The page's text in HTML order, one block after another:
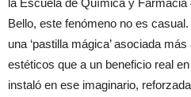
Bello, este fenómeno no es
una ‘pastilla mágica’ asociada
estéticos que a un beneficio real
instaló en ese imaginario,